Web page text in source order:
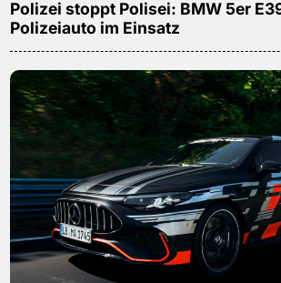
Polizei stoppt Polisei: BMW 5er
Polizeiauto im Einsatz